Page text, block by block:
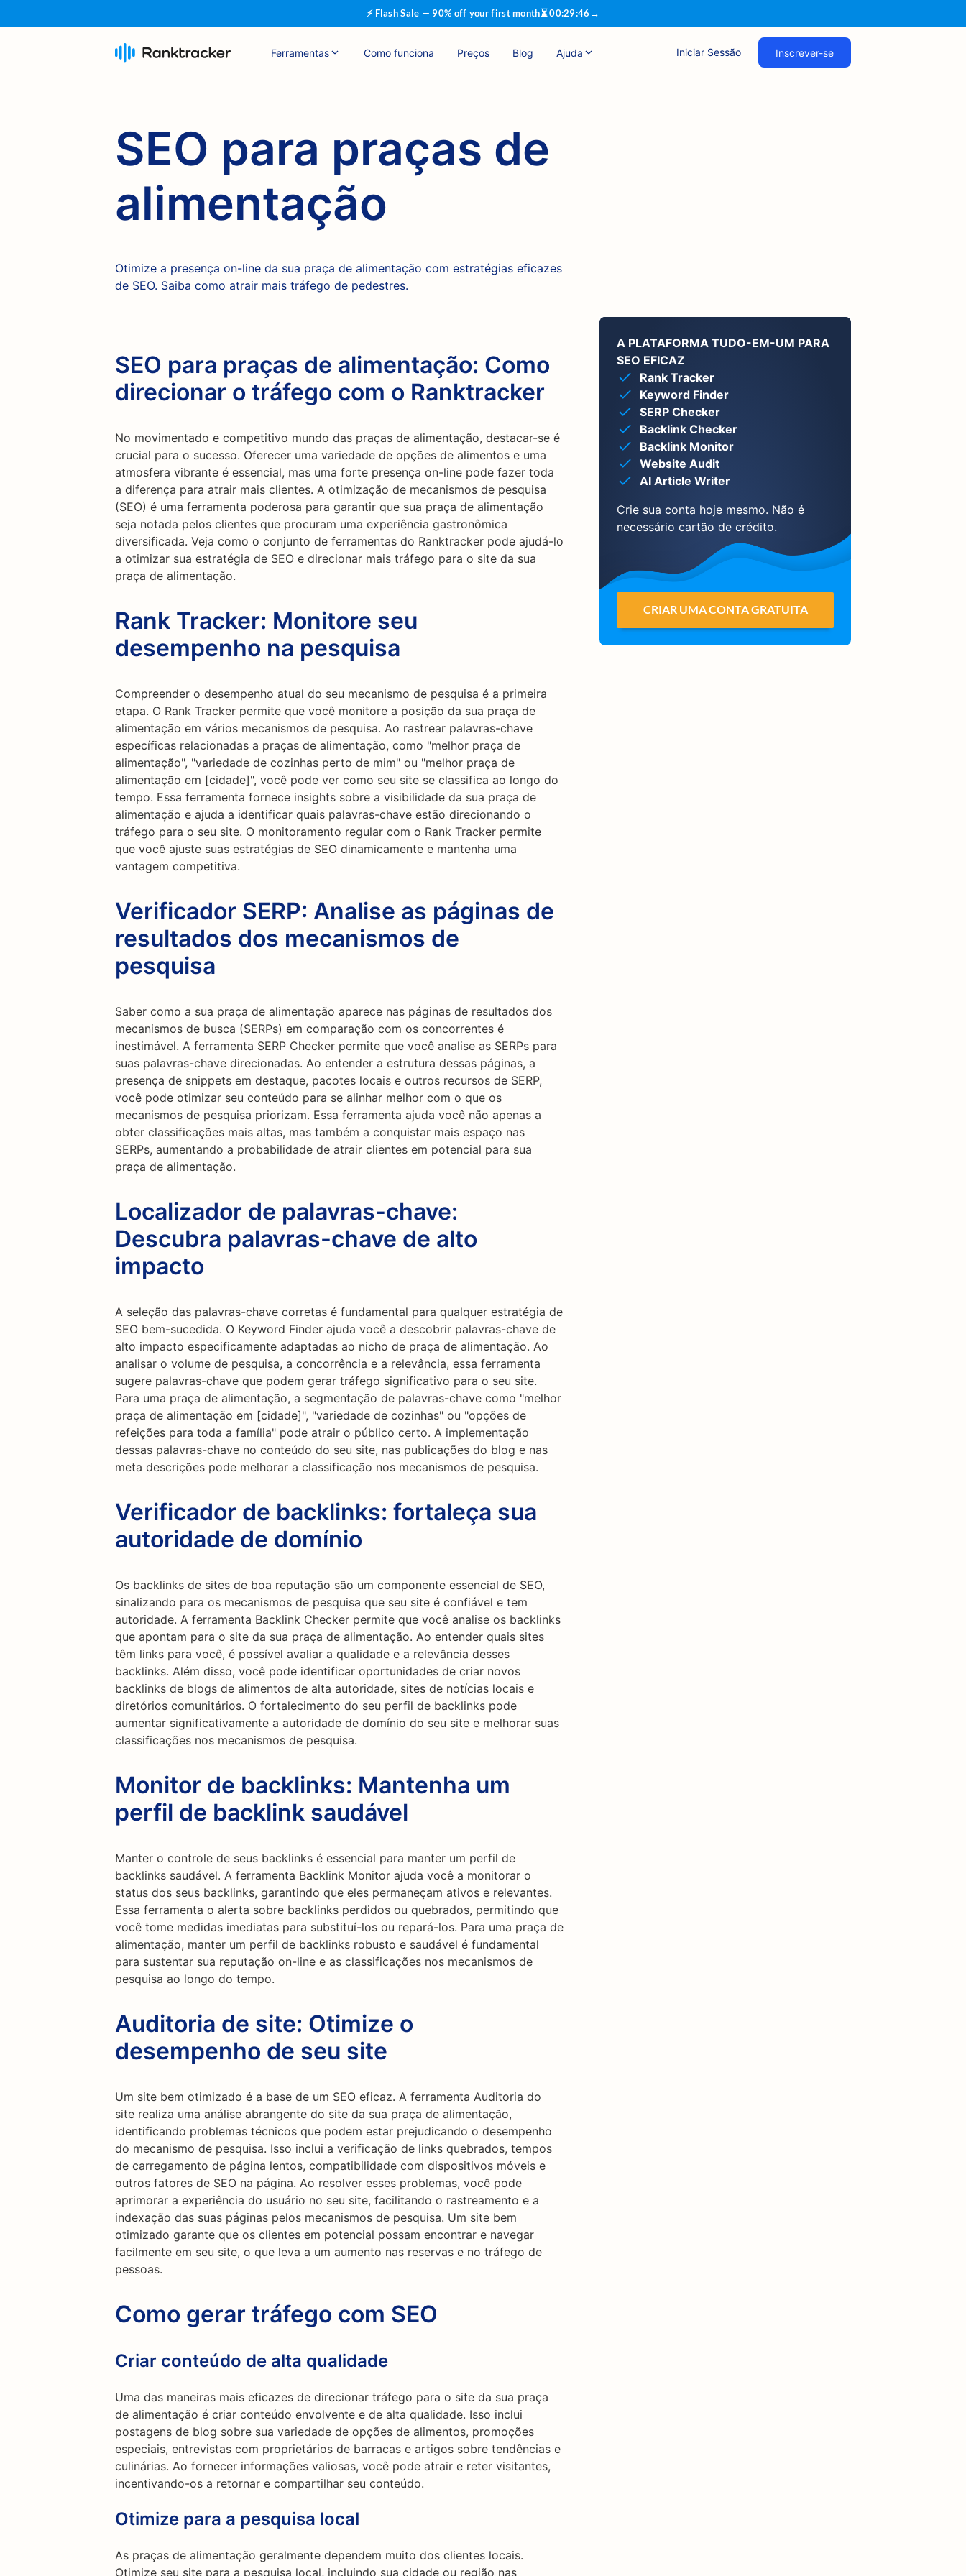
⚡ Flash Sale — 90% off your first month⏳00:29:45 →
Ferramentas Como funciona Preços Blog Ajuda Iniciar Sessão Inscrever-se
SEO para praças de
alimentação
Otimize a presença on-line da sua praça de alimentação com estratégias eficazes
de SEO. Saiba como atrair mais tráfego de pedestres.
SEO para praças de alimentação: Como
direcionar o tráfego com o Ranktracker
No movimentado e competitivo mundo das praças de alimentação, destacar-se é
crucial para o sucesso. Oferecer uma variedade de opções de alimentos e uma
atmosfera vibrante é essencial, mas uma forte presença on-line pode fazer toda
a diferença para atrair mais clientes. A otimização de mecanismos de pesquisa
(SEO) é uma ferramenta poderosa para garantir que sua praça de alimentação
seja notada pelos clientes que procuram uma experiência gastronômica
diversificada. Veja como o conjunto de ferramentas do Ranktracker pode ajudá-lo
a otimizar sua estratégia de SEO e direcionar mais tráfego para o site da sua
praça de alimentação.
Rank Tracker: Monitore seu
desempenho na pesquisa
Compreender o desempenho atual do seu mecanismo de pesquisa é a primeira
etapa. O Rank Tracker permite que você monitore a posição da sua praça de
alimentação em vários mecanismos de pesquisa. Ao rastrear palavras-chave
específicas relacionadas a praças de alimentação, como "melhor praça de
alimentação", "variedade de cozinhas perto de mim" ou "melhor praça de
alimentação em [cidade]", você pode ver como seu site se classifica ao longo do
tempo. Essa ferramenta fornece insights sobre a visibilidade da sua praça de
alimentação e ajuda a identificar quais palavras-chave estão direcionando o
tráfego para o seu site. O monitoramento regular com o Rank Tracker permite
que você ajuste suas estratégias de SEO dinamicamente e mantenha uma
vantagem competitiva.
Verificador SERP: Analise as páginas de
resultados dos mecanismos de
pesquisa
Saber como a sua praça de alimentação aparece nas páginas de resultados dos
mecanismos de busca (SERPs) em comparação com os concorrentes é
inestimável. A ferramenta SERP Checker permite que você analise as SERPs para
suas palavras-chave direcionadas. Ao entender a estrutura dessas páginas, a
presença de snippets em destaque, pacotes locais e outros recursos de SERP,
você pode otimizar seu conteúdo para se alinhar melhor com o que os
mecanismos de pesquisa priorizam. Essa ferramenta ajuda você não apenas a
obter classificações mais altas, mas também a conquistar mais espaço nas
SERPs, aumentando a probabilidade de atrair clientes em potencial para sua
praça de alimentação.
Localizador de palavras-chave:
Descubra palavras-chave de alto
impacto
A seleção das palavras-chave corretas é fundamental para qualquer estratégia de
SEO bem-sucedida. O Keyword Finder ajuda você a descobrir palavras-chave de
alto impacto especificamente adaptadas ao nicho de praça de alimentação. Ao
analisar o volume de pesquisa, a concorrência e a relevância, essa ferramenta
sugere palavras-chave que podem gerar tráfego significativo para o seu site.
Para uma praça de alimentação, a segmentação de palavras-chave como "melhor
praça de alimentação em [cidade]", "variedade de cozinhas" ou "opções de
refeições para toda a família" pode atrair o público certo. A implementação
dessas palavras-chave no conteúdo do seu site, nas publicações do blog e nas
meta descrições pode melhorar a classificação nos mecanismos de pesquisa.
Verificador de backlinks: fortaleça sua
autoridade de domínio
Os backlinks de sites de boa reputação são um componente essencial de SEO,
sinalizando para os mecanismos de pesquisa que seu site é confiável e tem
autoridade. A ferramenta Backlink Checker permite que você analise os backlinks
que apontam para o site da sua praça de alimentação. Ao entender quais sites
têm links para você, é possível avaliar a qualidade e a relevância desses
backlinks. Além disso, você pode identificar oportunidades de criar novos
backlinks de blogs de alimentos de alta autoridade, sites de notícias locais e
diretórios comunitários. O fortalecimento do seu perfil de backlinks pode
aumentar significativamente a autoridade de domínio do seu site e melhorar suas
classificações nos mecanismos de pesquisa.
Monitor de backlinks: Mantenha um
perfil de backlink saudável
Manter o controle de seus backlinks é essencial para manter um perfil de
backlinks saudável. A ferramenta Backlink Monitor ajuda você a monitorar o
status dos seus backlinks, garantindo que eles permaneçam ativos e relevantes.
Essa ferramenta o alerta sobre backlinks perdidos ou quebrados, permitindo que
você tome medidas imediatas para substituí-los ou repará-los. Para uma praça de
alimentação, manter um perfil de backlinks robusto e saudável é fundamental
para sustentar sua reputação on-line e as classificações nos mecanismos de
pesquisa ao longo do tempo.
Auditoria de site: Otimize o
desempenho de seu site
Um site bem otimizado é a base de um SEO eficaz. A ferramenta Auditoria do
site realiza uma análise abrangente do site da sua praça de alimentação,
identificando problemas técnicos que podem estar prejudicando o desempenho
do mecanismo de pesquisa. Isso inclui a verificação de links quebrados, tempos
de carregamento de página lentos, compatibilidade com dispositivos móveis e
outros fatores de SEO na página. Ao resolver esses problemas, você pode
aprimorar a experiência do usuário no seu site, facilitando o rastreamento e a
indexação das suas páginas pelos mecanismos de pesquisa. Um site bem
otimizado garante que os clientes em potencial possam encontrar e navegar
facilmente em seu site, o que leva a um aumento nas reservas e no tráfego de
pessoas.
Como gerar tráfego com SEO
Criar conteúdo de alta qualidade
Uma das maneiras mais eficazes de direcionar tráfego para o site da sua praça
de alimentação é criar conteúdo envolvente e de alta qualidade. Isso inclui
postagens de blog sobre sua variedade de opções de alimentos, promoções
especiais, entrevistas com proprietários de barracas e artigos sobre tendências e
culinárias. Ao fornecer informações valiosas, você pode atrair e reter visitantes,
incentivando-os a retornar e compartilhar seu conteúdo.
Otimize para a pesquisa local
As praças de alimentação geralmente dependem muito dos clientes locais.
Otimize seu site para a pesquisa local, incluindo sua cidade ou região nas
A PLATAFORMA TUDO-EM-UM PARA
SEO EFICAZ
Rank Tracker
Keyword Finder
SERP Checker
Backlink Checker
Backlink Monitor
Website Audit
AI Article Writer
Crie sua conta hoje mesmo. Não é
necessário cartão de crédito.
CRIAR UMA CONTA GRATUITA